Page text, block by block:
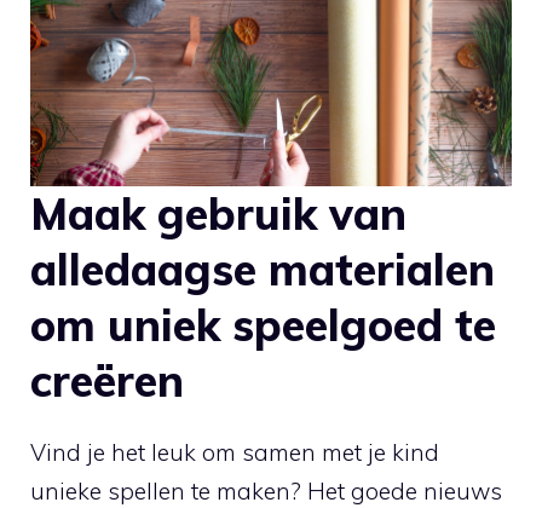
Maak gebruik ⁤van
alledaagse materialen
om uniek speelgoed te⁤
creëren
Vind je ⁢het leuk‍ om samen met je⁤ kind
unieke spellen te maken? Het goede nieuws